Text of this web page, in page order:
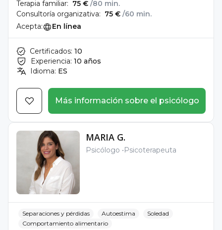
Terapia familiar: 75 € /80 min.
Consultoría organizativa: 75 € /60 min.
Acepta:
En línea
Certificados: 10
Experiencia: 10 años
Idioma: ES
Más información sobre el psicólogo
MARIA G.
Psicólogo Psicoterapeuta
Separaciones y pérdidas Autoestima
Soledad
Comportamiento alimentario